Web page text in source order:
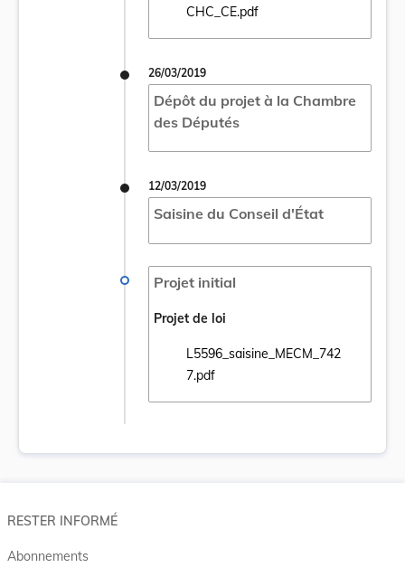
CHC_CE.pdf
Ouvrir le document
26/03/2019
Dépôt du projet à la Chambre
des Députés
12/03/2019
Saisine du Conseil d'État
Projet initial
Projet de loi
L5596_saisine_MECM_742
7.pdf
Ouvrir le document
RESTER INFORMÉ
Abonnements